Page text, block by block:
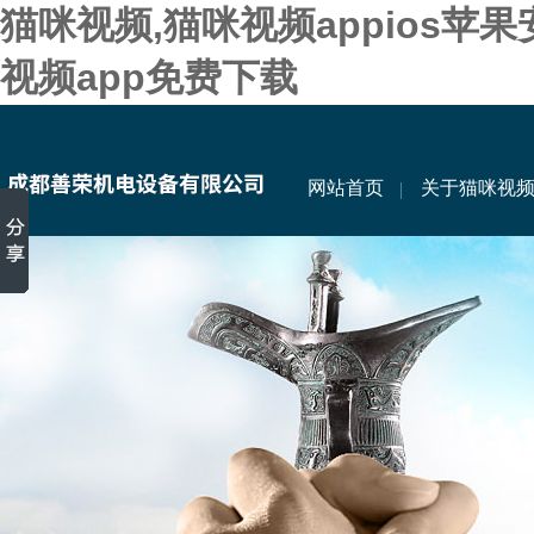
猫咪视频,猫咪视频appios苹果
视频app免费下载
网站首页 关于猫咪视频